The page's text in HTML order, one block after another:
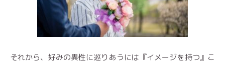
それから、好みの異性に巡りあうには『イメージを持つ』こ